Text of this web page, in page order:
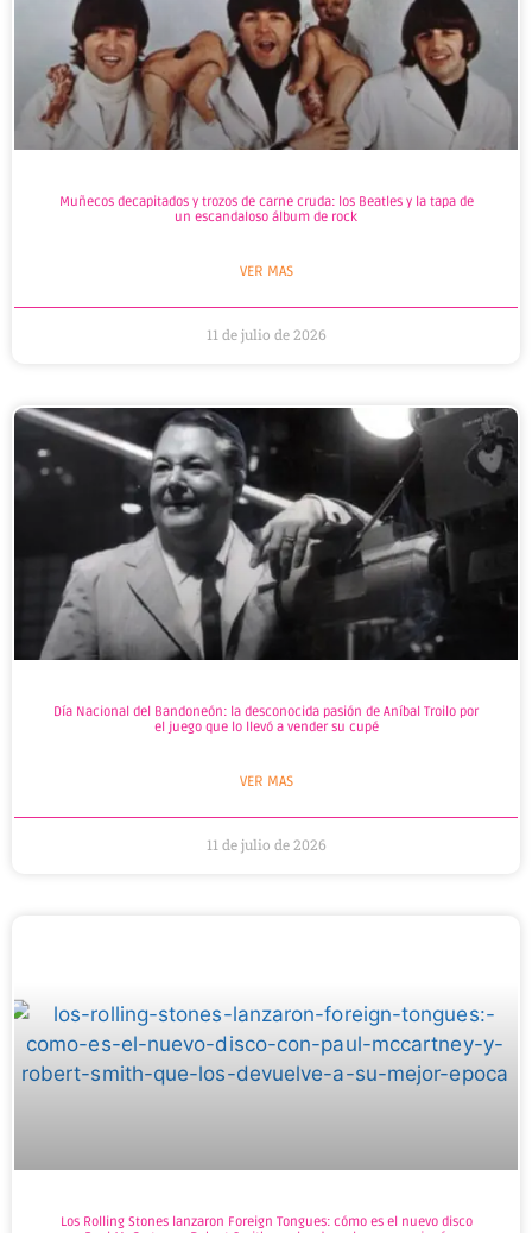
Muñecos decapitados y trozos de carne cruda: los Beatles y la tapa de
un escandaloso álbum de rock
VER MAS
11 de julio de 2026
Día Nacional del Bandoneón: la desconocida pasión de Aníbal Troilo por
el juego que lo llevó a vender su cupé
VER MAS
11 de julio de 2026
Los Rolling Stones lanzaron Foreign Tongues: cómo es el nuevo disco